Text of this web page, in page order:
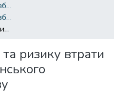
Екологічна безпека та збалансоване ресурсокористування
Екологічна безпека та збалансоване ресурсокористування - 2018. - №1 (17)
Оцінка стійкості та ризику втрати екосистеми Ірдинського болотного масиву
та ризику втрати